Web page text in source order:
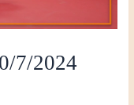
7/2024